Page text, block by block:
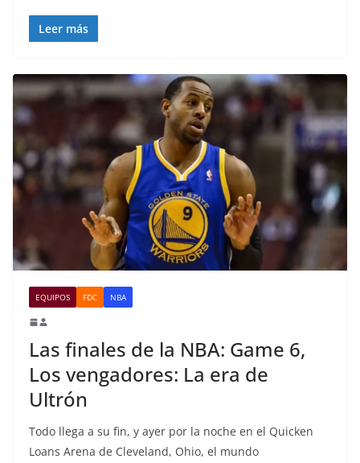
Leer más
EQUIPOS FDC NBA
Las finales de la NBA: Game 6,
Los vengadores: La era de
Ultrón
Todo llega a su fin, y ayer por la noche en el Quicken
Loans Arena de Cleveland, Ohio, el mundo